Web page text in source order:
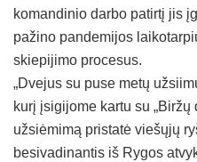
komandinio darbo patirtį jis
pažino pandemijos
skiepijimo procesus.
„Dvejus su puse metų
kurį įsigijome kartu su „Biržų
užsiėmimą pristatė viešųjų
besivadinantis iš Rygos